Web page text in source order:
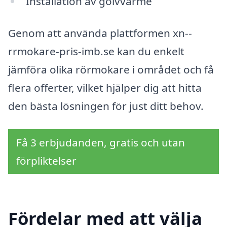
Genom att använda plattformen xn--
rrmokare-pris-imb.se kan du enkelt
jämföra olika rörmokare i området och få
flera offerter, vilket hjälper dig att hitta
den bästa lösningen för just ditt behov.
Få 3 erbjudanden, gratis och utan
förpliktelser
Fördelar med att välja